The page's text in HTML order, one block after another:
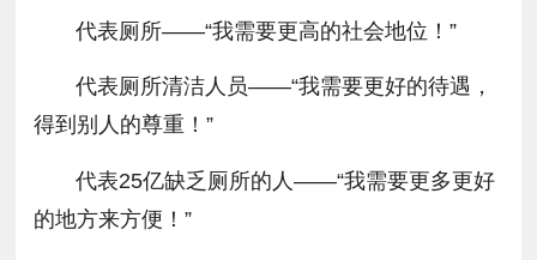
代表厕所——“我需要更高的社会地位！”
代表厕所清洁人员——“我需要更好的待遇，
得到别人的尊重！”
代表25亿缺乏厕所的人——“我需要更多更好
的地方来方便！”